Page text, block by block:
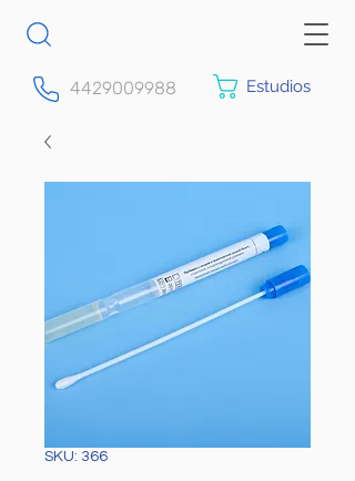
4429009988 Estudios
SKU: 366